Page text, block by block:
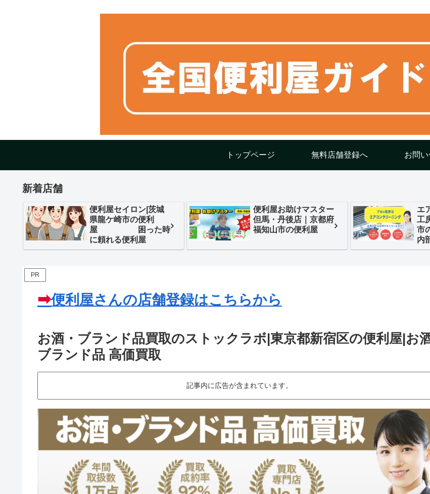
トップページ 無料店舗登録へ お問
新着店舗
便利屋セイロン|茨城
県龍ケ崎市の便利
屋 困った時
に頼れる便利屋
便利屋お助けマスター
但馬・丹後店｜京都府
福知山市の便利屋
エ
工
市
内
PR
➡便利屋さんの店舗登録はこちらから
お酒・ブランド品買取のストックラボ|東京都新宿区の便利屋|お
ブランド品 高価買取
記事内に広告が含まれています。